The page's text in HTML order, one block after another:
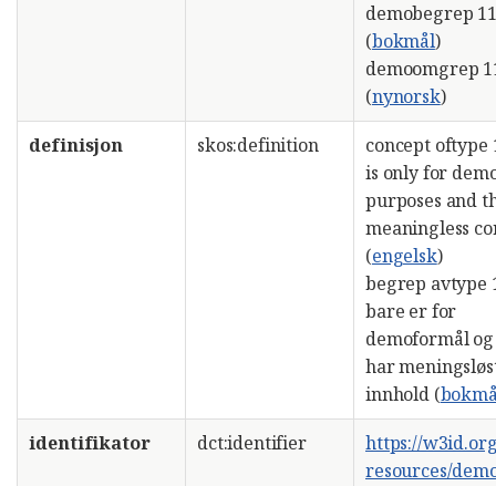
demobegrep 11
(bokmål)
demoomgrep
(nynorsk)
definisjon
skos:definition
concept oftype
is only for
purposes and
meaningless
(engelsk)
begrep avtype
bare er for
demoformål og
har
innhold (
identifikator
dct:identifier
https://
resources/